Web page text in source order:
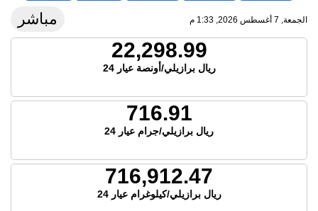
الجمعة, 7 أغسطس 2026, 1:33 م مباشر
22,298.99
ريال برازيلي/أونصة عيار 24
716.91
ريال برازيلي/جرام عيار 24
716,912.47
ريال برازيلي/كيلوغرام عيار 24